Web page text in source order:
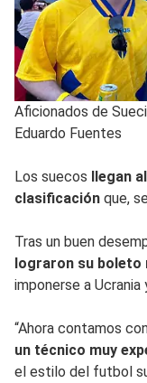
Aficionados de
Eduardo Fuentes
Los suecos llegan
clasificación que,
Tras un buen
lograron su boleto
imponerse a
“Ahora contamos
un técnico muy
el estilo del futbol